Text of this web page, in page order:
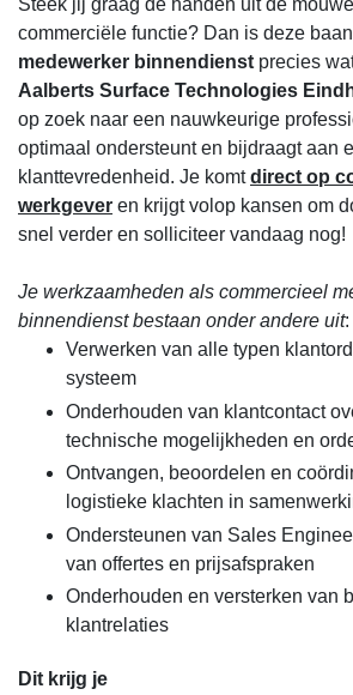
Steek jij graag de handen uit de
commerciële functie? Dan is deze
medewerker binnendienst precies
Aalberts Surface Technologies
op zoek naar een nauwkeurige
optimaal ondersteunt en bijdraagt aan
klanttevredenheid. Je komtdirect op
werkgever en krijgt volop kansen om
snel verder en solliciteer vandaag nog!
Je werkzaamheden als commercieel
binnendienst bestaan onder andere uit:
Verwerken van alle typen
systeem
Onderhouden van klantcontact
technische mogelijkheden en
Ontvangen, beoordelen en
logistieke klachten in
Ondersteunen van Sales
van offertes en prijsafspraken
Onderhouden en versterken van
klantrelaties
Dit krijg je